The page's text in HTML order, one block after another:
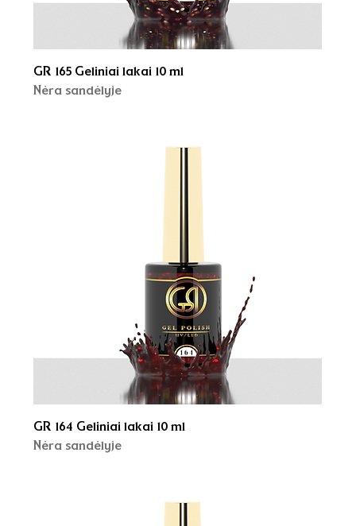
GR 165 Geliniai lakai 10 ml
Nėra sandėlyje
GR 164 Geliniai lakai 10 ml
Nėra sandėlyje